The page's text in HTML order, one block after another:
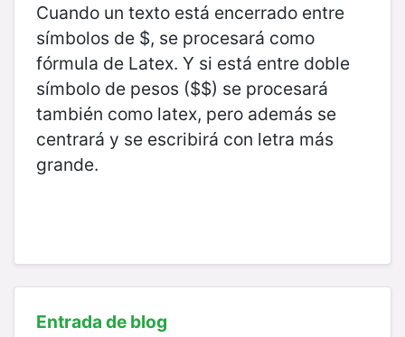
Cuando un texto está encerrado entre
símbolos de $, se procesará como
fórmula de Latex. Y si está entre doble
símbolo de pesos ($$) se procesará
también como latex, pero además se
centrará y se escribirá con letra más
grande.
Entrada de blog